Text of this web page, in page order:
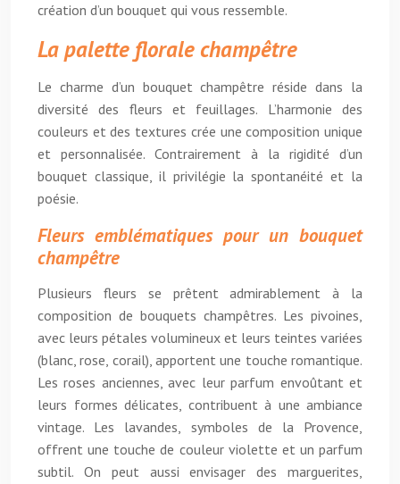
création d’un bouquet qui vous ressemble.
La palette florale champêtre
Le charme d’un bouquet champêtre réside dans la
diversité des fleurs et feuillages. L’harmonie des
couleurs et des textures crée une composition unique
et personnalisée. Contrairement à la rigidité d’un
bouquet classique, il privilégie la spontanéité et la
poésie.
Fleurs emblématiques pour un bouquet
champêtre
Plusieurs fleurs se prêtent admirablement à la
composition de bouquets champêtres. Les pivoines,
avec leurs pétales volumineux et leurs teintes variées
(blanc, rose, corail), apportent une touche romantique.
Les roses anciennes, avec leur parfum envoûtant et
leurs formes délicates, contribuent à une ambiance
vintage. Les lavandes, symboles de la Provence,
offrent une touche de couleur violette et un parfum
subtil. On peut aussi envisager des marguerites,